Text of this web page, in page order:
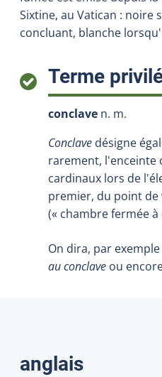
Sixtine, au Vatican : noire
concluant, blanche
Terme
conclave n. m.
Conclave désigne
rarement, l'enceinte
cardinaux lors de
premier, du point
(« chambre fermée à
On dira, par exemple
au conclave ou
Traductions
anglais